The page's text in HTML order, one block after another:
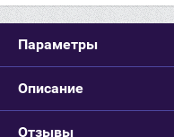
Параметры
Описание
Отзывы